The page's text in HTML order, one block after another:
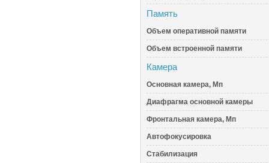
Память
Объем оперативной памяти
Объем встроенной памяти
Камера
Основная камера, Мп
Диафрагма основной камеры
Фронтальная камера, Мп
Автофокусировка
Стабилизация